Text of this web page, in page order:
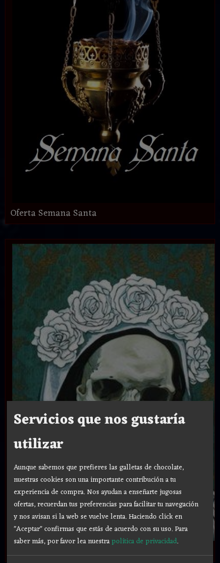
Oferta Semana Santa
.
Servicios que nos gustaría
utilizar
Aunque sabemos que prefieres las galletas de chocolate,
nuestras cookies son una importante contribución a tu
experiencia de compra. Nos ayudan a enseñarte jugosas
ofertas, recuerdan tus preferencias para facilitar tu navegación
y nos avisan si la web se vuelve lenta. Haciendo click en
"Aceptar" confirmas que estás de acuerdo con su uso.Para
saber más, por favor lea nuestrapolítica de privacidad.